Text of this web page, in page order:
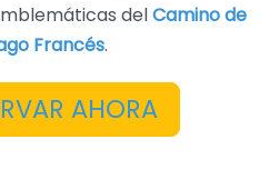
delCamino de
Francés.
AHORA